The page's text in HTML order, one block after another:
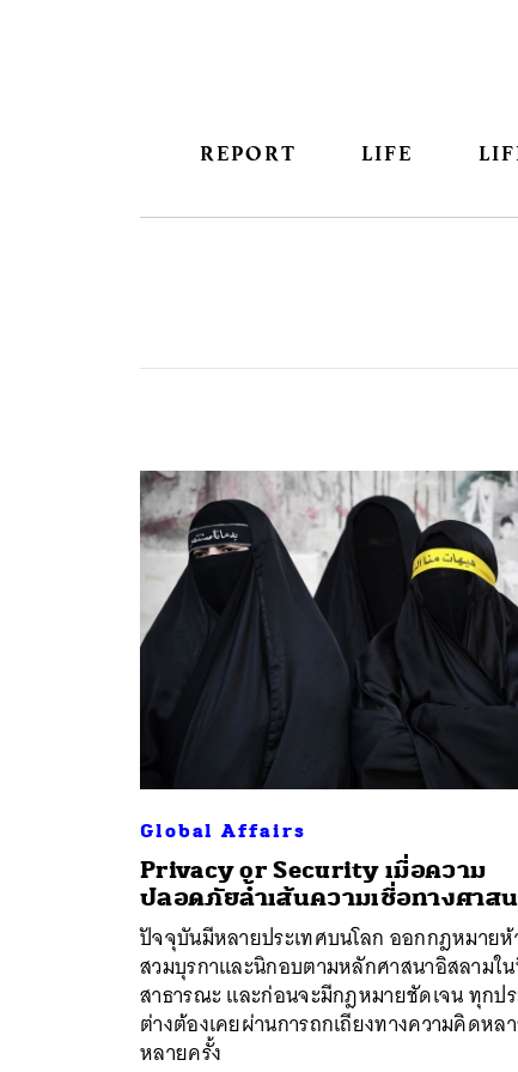
REPORT LIFE
Global Affairs
Privacy or Security เมื่อความ
ปลอดภัยล้ำเส้นความเชื่อทางศาส
ปัจจุบันมีหลายประเทศบนโลก ออกกฎหมายห้
สวมบุรกาและนิกอบตามหลักศาสนาอิสลามใ
สาธารณะ และก่อนจะมีกฎหมายชัดเจน ทุกป
ต่างต้องเคยผ่านการถกเถียงทางความคิดหล
หลายครั้ง